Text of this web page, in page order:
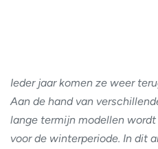
Ieder jaar komen ze weer
Aan de hand van
lange termijn modellen wordt
voor de winterperiode. In dit